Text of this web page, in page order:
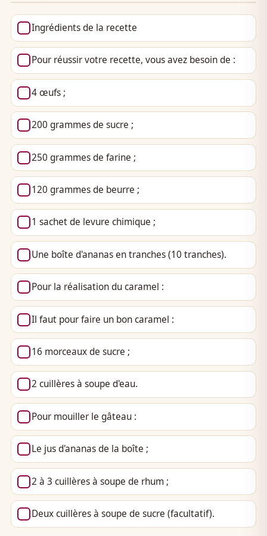
Ingrédients de la recette
Pour réussir votre recette, vous avez besoin de :
4 œufs ;
200 grammes de sucre ;
250 grammes de farine ;
120 grammes de beurre ;
1 sachet de levure chimique ;
Une boîte d'ananas en tranches (10 tranches).
Pour la réalisation du caramel :
Il faut pour faire un bon caramel :
16 morceaux de sucre ;
2 cuillères à soupe d'eau.
Pour mouiller le gâteau :
Le jus d'ananas de la boîte ;
2 à 3 cuillères à soupe de rhum ;
Deux cuillères à soupe de sucre (facultatif).